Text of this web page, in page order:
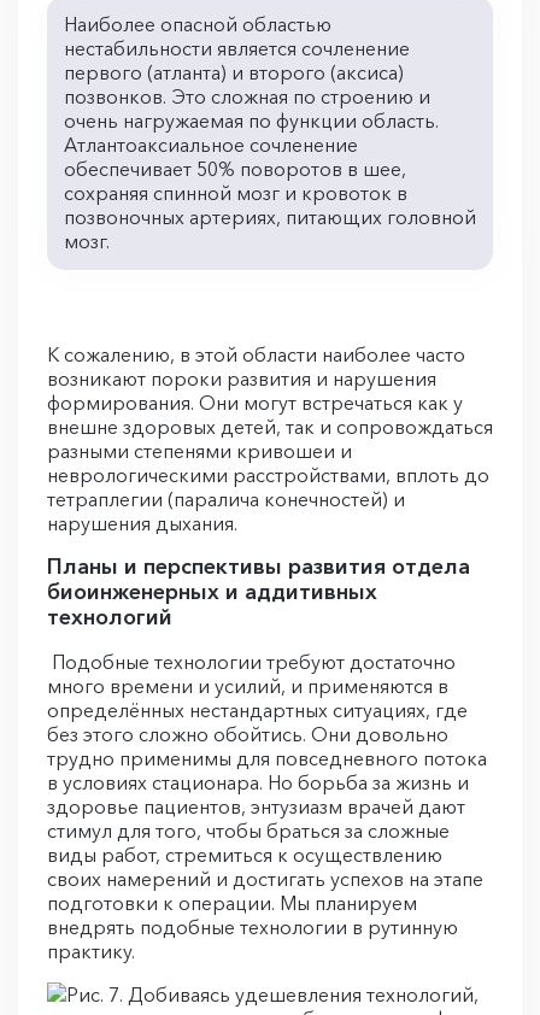
Наиболее опасной областью
нестабильности является сочленение
первого (атланта) и второго (аксиса)
позвонков. Это сложная по строению и
очень нагружаемая по функции область.
Атлантоаксиальное сочленение
обеспечивает 50% поворотов в шее,
сохраняя спинной мозг и кровоток в
позвоночных артериях, питающих головной
мозг.
К сожалению, в этой области наиболее часто
возникают пороки развития и нарушения
формирования. Они могут встречаться как у
внешне здоровых детей, так и сопровождаться
разными степенями кривошеи и
неврологическими расстройствами, вплоть до
тетраплегии (паралича конечностей) и
нарушения дыхания.
Планы и перспективы развития отдела
биоинженерных и аддитивных
технологий
Подобные технологии требуют достаточно
много времени и усилий, и применяются в
определённых нестандартных ситуациях, где
без этого сложно обойтись. Они довольно
трудно применимы для повседневного потока
в условиях стационара. Но борьба за жизнь и
здоровье пациентов, энтузиазм врачей дают
стимул для того, чтобы браться за сложные
виды работ, стремиться к осуществлению
своих намерений и достигать успехов на этапе
подготовки к операции. Мы планируем
внедрять подобные технологии в рутинную
практику.